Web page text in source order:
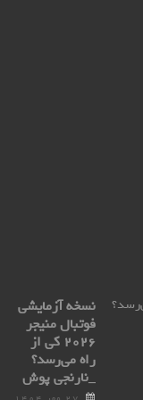
نسخه آزمایشی
فوتبال منیجر
۲۰۲۶ کی از
راه می‌رسد؟
_نارنجی پوش